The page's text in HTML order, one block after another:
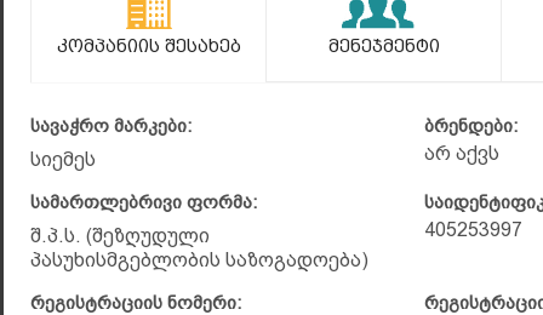
Კომპანიის Შესახებ Მენეჯმენტი
სავაჭრო მარკები:
სიემეს
ბრენდები:
არ აქვს
სამართლებრივი ფორმა:
შ.პ.ს. (შეზღუდული
პასუხისმგებლობის საზოგადოება)
405253997
რეგისტრაციის ნომერი: